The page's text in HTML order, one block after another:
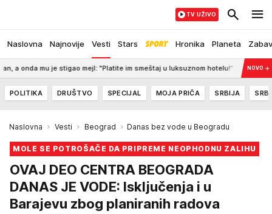
Naslovna Najnovije Vesti Stars Hronika Planeta
TV UŽIVO
onda mu je stigao mejl: "Platite im smeštaj u luksuznom hotelu!" 19:33 NOVO →
POLITIKA DRUŠTVO SPECIJAL MOJA PRIČA SRBIJA
Naslovna Vesti Beograd Danas bez vode u Beogradu
MOLE SE POTROŠAČE DA PRIPREME NEOPHODNU ZALIHU
OVAJ DEO CENTRA BEOGRADA
DANAS JE VODE: Isključenja i u
Barajevu zbog planiranih radova